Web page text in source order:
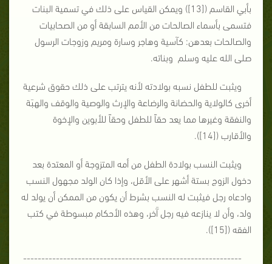
بأبي القاسم ([13]) ويمكن القياس على ذلك في تسمية البنات
فتسمى بأسماء الصالحات من الأمم السابقة أو من الصحابيات
والصالحات بعدهن: كآسية وهاجر وسارة ومريم وزوجات الرسول
صلى الله عليه وسلم وبناته.
ويثبت للطفل نسبه بولادته لأنه يترتب على ذلك حقوق شرعية
أخرى كالولاية والحضانة والرضاعة والإرث والوصية والوقف والهبَة
والنفقة وغيرها مما يعد حقاً للطفل وحقاً للأبوين والإخوة
والأقارب ([14]).
ويثبت النسب بولادة الطفل من أمه المتزوجة أو المعتدة بعد
دخول الزوج بستة أشهر على الأقل، وإذا كان الولد مجهول النسب
وادعاه رجل فيثبت له النسب بشرط أن يكون من الممكن أن يولد له
ولد، وأن لا ينازعه فيه رجل آَخر، وهذه الأحكام مبسوطة في كتب
الفقه ([15]).
------------------------------------------------------------